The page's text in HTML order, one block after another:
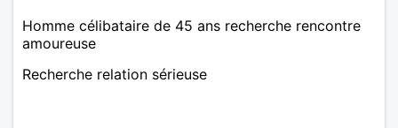
Homme célibataire de 45 ans recherche rencontre
amoureuse
Recherche relation sérieuse